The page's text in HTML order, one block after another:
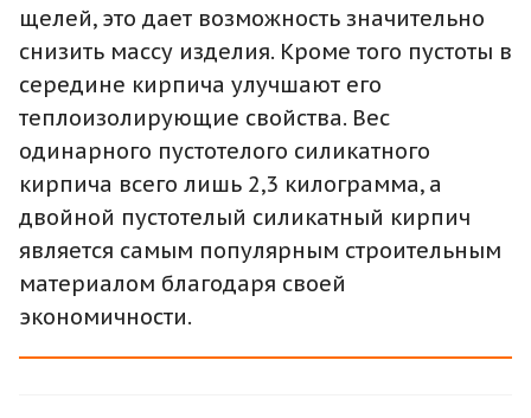
щелей, это дает возможность значительно
снизить массу изделия. Кроме того пустоты в
середине кирпича улучшают его
теплоизолирующие свойства. Вес
одинарного пустотелого силикатного
кирпича всего лишь 2,3 килограмма, а
двойной пустотелый силикатный кирпич
является самым популярным строительным
материалом благодаря своей
экономичности.